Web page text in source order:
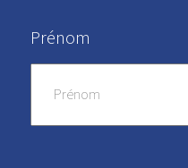
Prénom